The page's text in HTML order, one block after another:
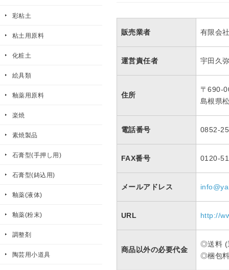
彩粘土
粘土用原料
化粧土
絵具類
釉薬用原料
楽焼
素焼製品
石膏型(手押し用)
石膏型(鋳込用)
釉薬(液体)
釉薬(粉末)
調整剤
陶芸用小道具
販売業者 有限会
運営責任者 宇田久
住所
〒690-
島根県
電話番号 0852-
FAX番号 0120-
メールアドレス
URL http://
商品以外の必要代金
◎送料
◎梱包